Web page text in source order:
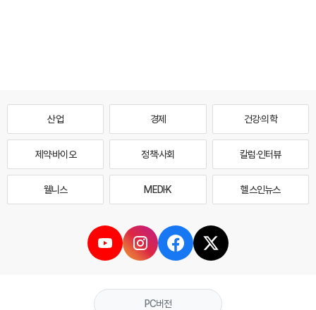
산업 경제 건강·의학
제약·바이오 정책·사회 칼럼·인터뷰
웰니스 MEDI·K 헬스인뉴스
PC버전